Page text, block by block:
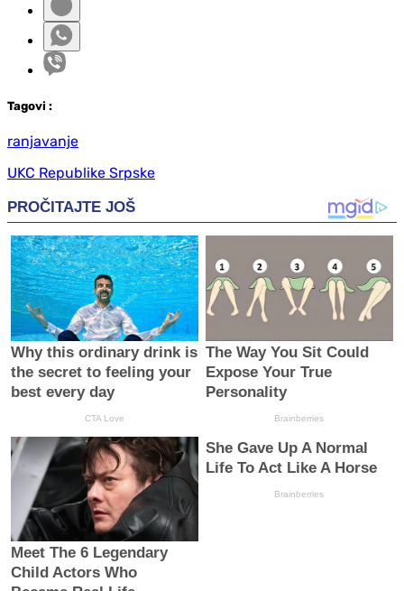
Tagovi :
ranjavanje
UKC Republike Srpske